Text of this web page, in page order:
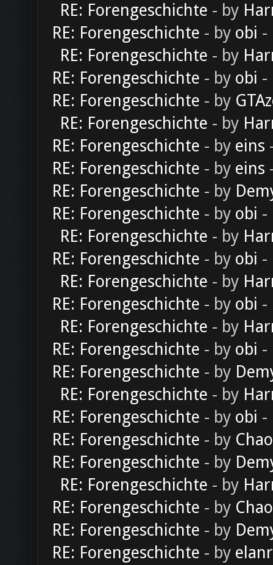
RE: Forengeschichte - by
RE: Forengeschichte - by obi -
RE: Forengeschichte - by
RE: Forengeschichte - by obi -
RE: Forengeschichte - by
RE: Forengeschichte - by
RE: Forengeschichte - by eins
RE: Forengeschichte - by eins
RE: Forengeschichte - by
RE: Forengeschichte - by obi -
RE: Forengeschichte - by
RE: Forengeschichte - by obi -
RE: Forengeschichte - by
RE: Forengeschichte - by obi -
RE: Forengeschichte - by
RE: Forengeschichte - by obi -
RE: Forengeschichte - by
RE: Forengeschichte - by
RE: Forengeschichte - by obi -
RE: Forengeschichte - by
RE: Forengeschichte - by
RE: Forengeschichte - by
RE: Forengeschichte - by
RE: Forengeschichte - by
RE: Forengeschichte - by